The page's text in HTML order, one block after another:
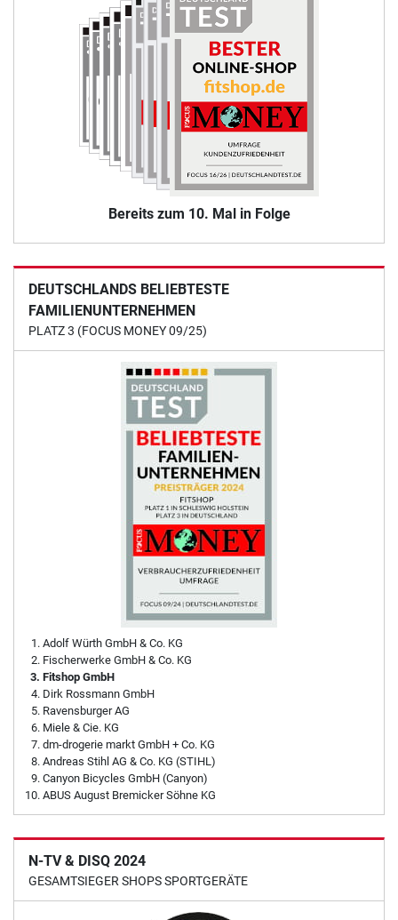
Bereits zum 10. Mal in Folge
DEUTSCHLANDS BELIEBTESTE
FAMILIENUNTERNEHMEN
PLATZ 3 (FOCUS MONEY 09/25)
Adolf Würth GmbH & Co. KG
Fischerwerke GmbH & Co. KG
Fitshop GmbH
Dirk Rossmann GmbH
Ravensburger AG
Miele & Cie. KG
dm-drogerie markt GmbH + Co. KG
Andreas Stihl AG & Co. KG (STIHL)
Canyon Bicycles GmbH (Canyon)
ABUS August Bremicker Söhne KG
N-TV & DISQ 2024
GESAMTSIEGER SHOPS SPORTGERÄTE